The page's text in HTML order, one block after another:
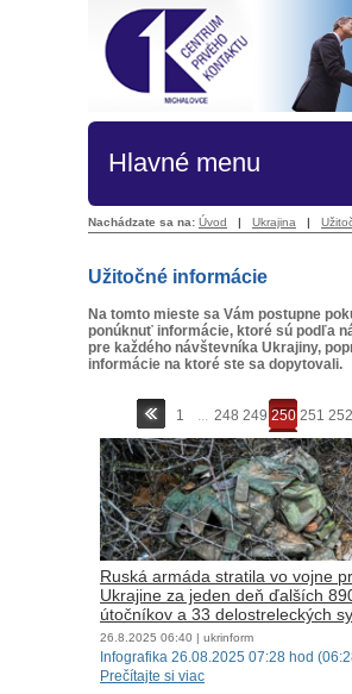
Hlavné menu
Nachádzate sa na: Úvod | Ukrajina |
Užitočné informácie
Na tomto mieste sa Vám postupne
ponúknuť informácie, ktoré sú podľa
pre každého návštevníka Ukrajiny,
informácie na ktoré ste sa dopytovali.
1 ... 248 249 250 251 252
Ruská armáda stratila vo vojne
Ukrajine za jeden deň ďalších
útočníkov a 33 delostreleckých
26.8.2025 06:40 | ukrinform
Infografika 26.08.2025 07:28 hod
Prečítajte si viac